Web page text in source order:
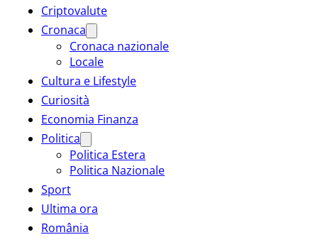
Criptovalute
Cronaca
Cronaca nazionale
Locale
Cultura e Lifestyle
Curiosità
Economia Finanza
Politica
Politica Estera
Politica Nazionale
Sport
Ultima ora
România